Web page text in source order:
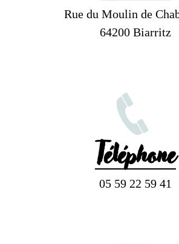
Rue du Moulin de
64200 Biarritz
Téléphone
05 59 22 59 41